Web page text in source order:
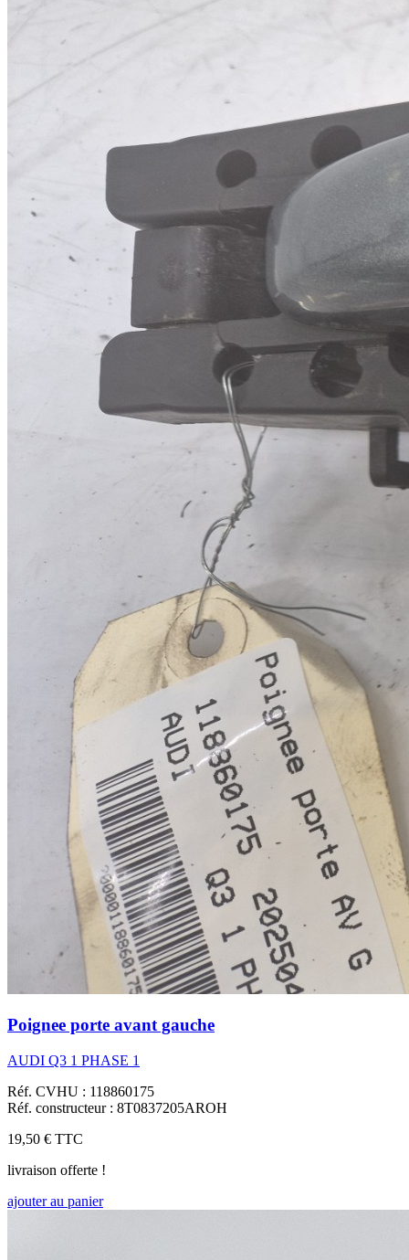
Poignee porte avant gauche
AUDI Q3 1 PHASE 1
Réf. CVHU : 118860175
Réf. constructeur : 8T0837205AROH
19,50 € TTC
livraison offerte !
ajouter au panier